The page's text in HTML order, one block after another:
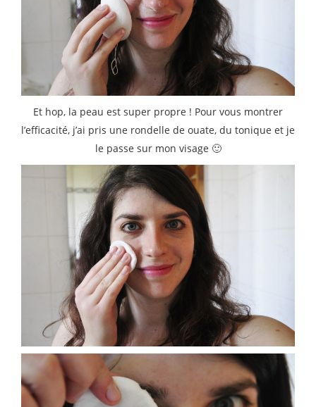
Et hop, la peau est super propre ! Pour vous montrer
l’efficacité, j’ai pris une rondelle de ouate, du tonique et je
le passe sur mon visage 🙂